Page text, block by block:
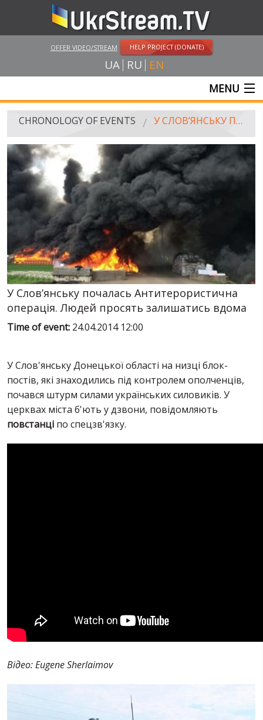
OFFER VIDEO/STREAM HELP PROJECT (DONATE)
UA RU EN
MENU
MAIN
VIDEOS
RUSSIA-UKRAINE WAR
WINTER ON FIRE: UKRAINE'S FIGHT FOR FREEDOM
CHRONOLOGY OF EUROMAIDAN
SERVICES
CHRONOLOGY OF EVENTS У СЛОВ’ЯНСЬКУ ПОЧАЛАСЬ АНТИТЕРОРИСТИЧНА ОПЕРАЦІЯ. ЛЮДЕЙ ПРОСЯТЬ ЗАЛИШАТИСЬ ВДОМА
У Слов’янську почалась Антитерористична
операція. Людей просять залишатись вдома
Time of event: 24.04.2014 12:00
У Слов'янську Донецької області на низці блок-
постів, які знаходились під контролем ополченців,
почався штурм силами українських силовиків. У
церквах міста б'ють у дзвони, повідомляють
повстанці по спецзв'язку.
Відео: Eugene Sherlaimov